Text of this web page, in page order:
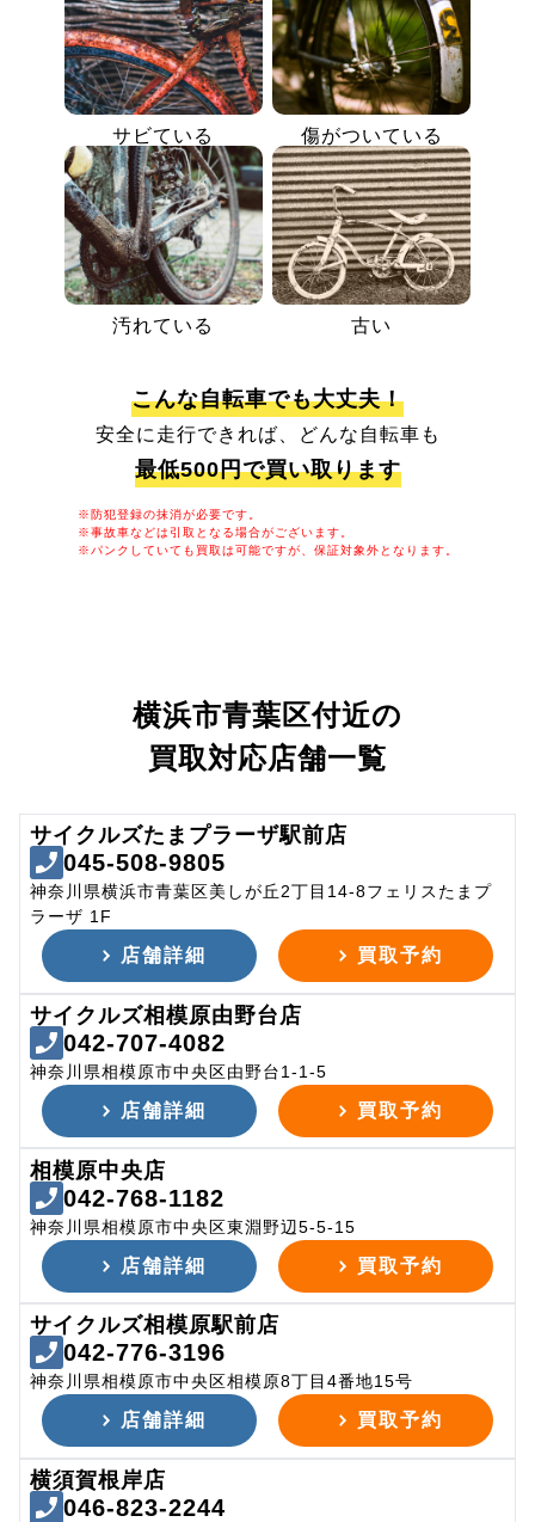
サビている 傷がついている
汚れている 古い
こんな自転車でも大丈夫！
安全に走行できれば、どんな自転車も
最低500円で買い取ります
※防犯登録の抹消が必要です。
※事故車などは引取となる場合がございます。
※パンクしていても買取は可能ですが、保証対象外となります。
横浜市青葉区付近の
買取対応店舗一覧
サイクルズたまプラーザ駅前店
045-508-9805
神奈川県横浜市青葉区美しが丘2丁目14-8フェリスたまプ
ラーザ 1F
店舗詳細 買取予約
サイクルズ相模原由野台店
042-707-4082
神奈川県相模原市中央区由野台1-1-5
店舗詳細 買取予約
相模原中央店
042-768-1182
神奈川県相模原市中央区東淵野辺5-5-15
店舗詳細 買取予約
サイクルズ相模原駅前店
042-776-3196
神奈川県相模原市中央区相模原8丁目4番地15号
店舗詳細 買取予約
横須賀根岸店
046-823-2244